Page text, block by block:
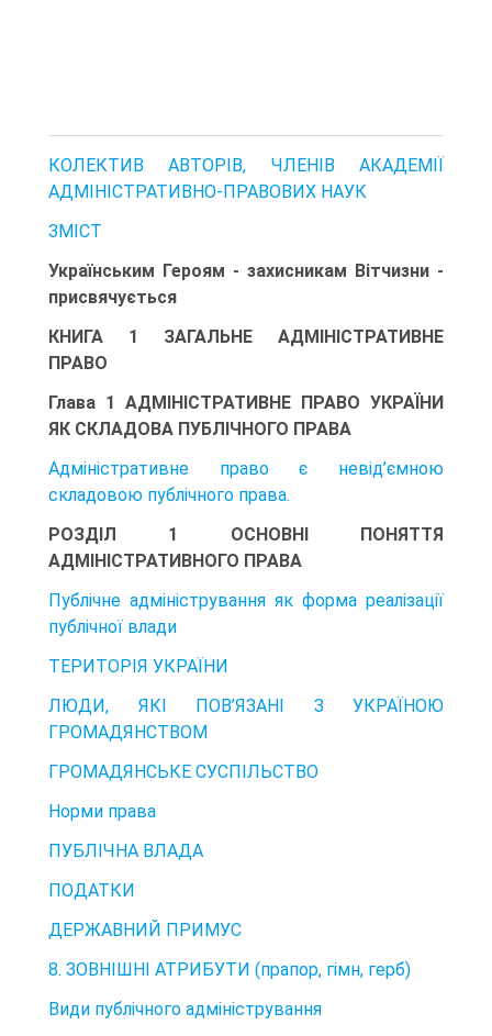
КОЛЕКТИВ АВТОРІВ, ЧЛЕНІВ АКАДЕМІЇ
АДМІНІСТРАТИВНО-ПРАВОВИХ НАУК
ЗМІСТ
Українським Героям - захисникам Вітчизни -
присвячується
КНИГА 1 ЗАГАЛЬНЕ АДМІНІСТРАТИВНЕ
ПРАВО
Глава 1 АДМІНІСТРАТИВНЕ ПРАВО УКРАЇНИ
ЯК СКЛАДОВА ПУБЛІЧНОГО ПРАВА
Адміністративне право є невід’єм­ною
складовою публічного права.
РОЗДІЛ 1 ОСНОВНІ ПОНЯТТЯ
АДМІНІСТРАТИВНОГО ПРАВА
Публічне адміністрування як форма реалізації
публічної влади
ТЕРИТОРІЯ УКРАЇНИ
ЛЮДИ, ЯКІ ПОВ’ЯЗАНІ З УКРАЇНОЮ
ГРОМАДЯНСТВОМ
ГРОМАДЯНСЬКЕ СУСПІЛЬСТВО
Норми права
ПУБЛІЧНА ВЛАДА
ПОДАТКИ
ДЕРЖАВНИЙ ПРИМУС
8. ЗОВНІШНІ АТРИБУТИ (прапор, гімн, герб)
Види публічного адміністрування